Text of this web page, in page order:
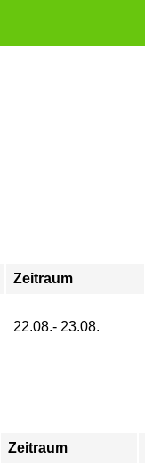
Zeitraum
22.08.- 23.08.
Zeitraum